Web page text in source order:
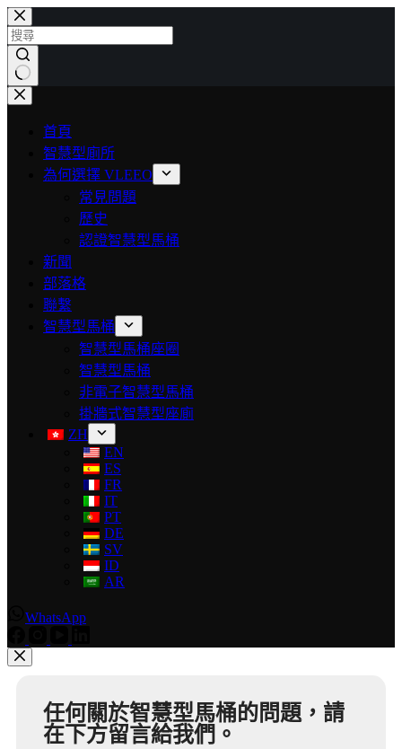
首頁
智慧型廁所
為何選擇 VLEEO
常見問題
歷史
認證智慧型馬桶
新聞
部落格
聯繫
智慧型馬桶
智慧型馬桶座圈
智慧型馬桶
非電子智慧型馬桶
掛牆式智慧型座廁
ZH
EN
ES
FR
IT
PT
DE
SV
ID
AR
WhatsApp
任何關於智慧型馬桶的問題，請
在下方留言給我們。